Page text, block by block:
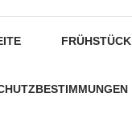
FRÜHSTÜCK